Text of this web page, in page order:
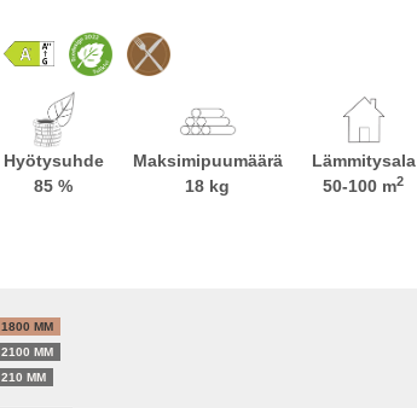
Hyötysuhde
85 %
Maksimipuumäärä
18 kg
Lämmitysala
50-100 m2
1800 MM
2100 MM
210 MM